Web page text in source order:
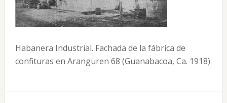
Habanera Industrial. Fachada de la fábrica de
confituras en Aranguren 68 (Guanabacoa, Ca. 1918).